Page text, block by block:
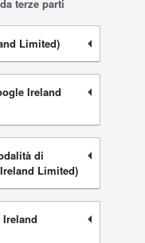
terze parti
Limited)
Ireland
di
Limited)
Ireland